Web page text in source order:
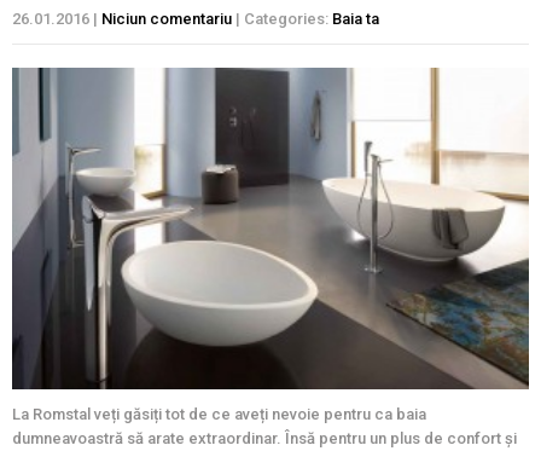
26.01.2016 | Niciun comentariu | Categories: Baia ta
La Romstal veți găsiți tot de ce aveți nevoie pentru ca baia
dumneavoastră să arate extraordinar. Însă pentru un plus de confort și